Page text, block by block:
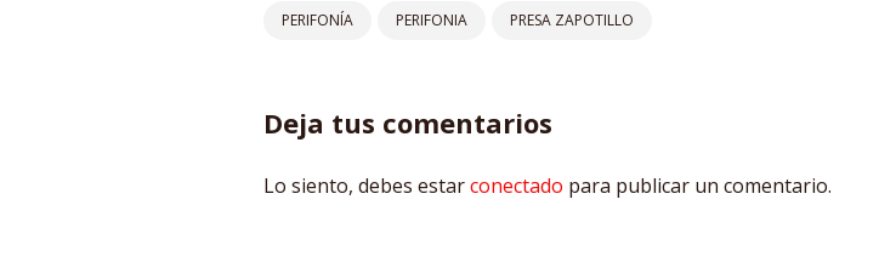
PERIFONÍA PERIFONIA PRESA ZAPOTILLO
Deja tus comentarios
Lo siento, debes estarconectado para publicar un comentario.